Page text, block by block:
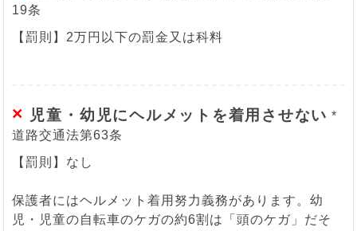
19条
【罰則】2万円以下の罰金又は科料
× 児童・幼児にヘルメットを着用させない *
道路交通法第63条
【罰則】なし
保護者にはヘルメット着用努力義務があります。幼
児・児童の自転車のケガの約6割は「頭のケガ」だそ